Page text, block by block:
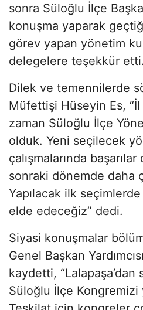
sonra Süloğlu İlçe
konuşma yaparak
görev yapan yönetim
delegelere teşekkür etti.
Dilek ve temennilerde
Müfettişi Hüseyin Es,
zaman Süloğlu İlçe
olduk. Yeni seçilecek
çalışmalarında
sonraki dönemde daha
Yapılacak ilk
elde edeceğiz” dedi.
Siyasi konuşmalar
Genel Başkan
kaydetti,
Süloğlu İlçe Kongremizi